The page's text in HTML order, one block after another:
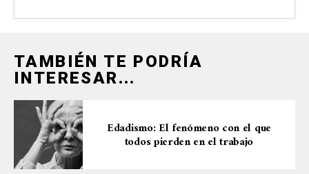
TAMBIÉN TE PODRÍA
INTERESAR...
Edadismo: El fenómeno con el que
todos pierden en el trabajo